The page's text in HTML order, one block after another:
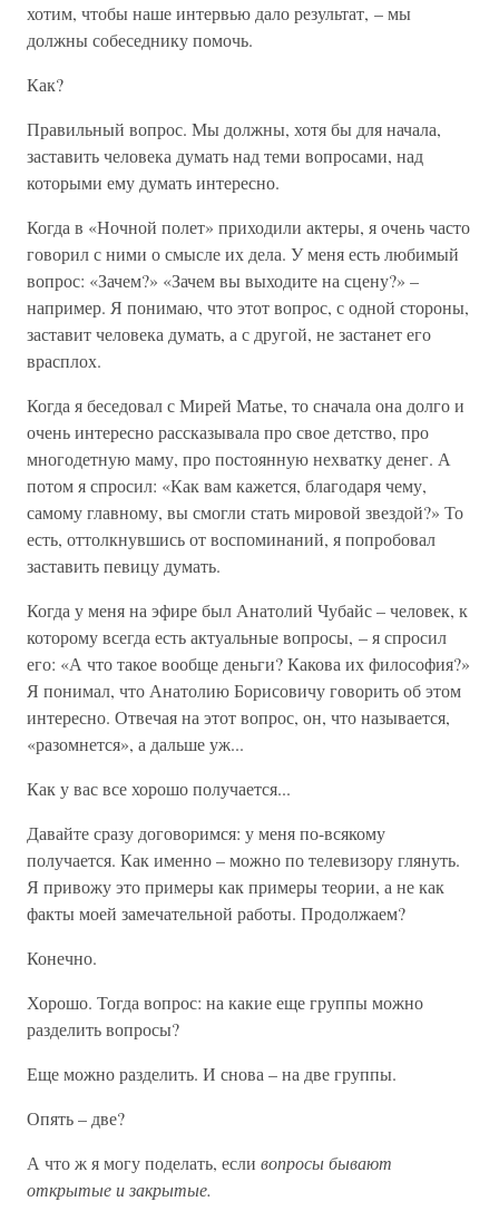
хотим, чтобы наше интервью дало результат, – мы
должны собеседнику помочь.
Как?
Правильный вопрос. Мы должны, хотя бы для начала,
заставить человека думать над теми вопросами, над
которыми ему думать интересно.
Когда в «Ночной полет» приходили актеры, я очень часто
говорил с ними о смысле их дела. У меня есть любимый
вопрос: «Зачем?» «Зачем вы выходите на сцену?» –
например. Я понимаю, что этот вопрос, с одной стороны,
заставит человека думать, а с другой, не застанет его
врасплох.
Когда я беседовал с Мирей Матье, то сначала она долго и
очень интересно рассказывала про свое детство, про
многодетную маму, про постоянную нехватку денег. А
потом я спросил: «Как вам кажется, благодаря чему,
самому главному, вы смогли стать мировой звездой?» То
есть, оттолкнувшись от воспоминаний, я попробовал
заставить певицу думать.
Когда у меня на эфире был Анатолий Чубайс – человек, к
которому всегда есть актуальные вопросы, – я спросил
его: «А что такое вообще деньги? Какова их философия?»
Я понимал, что Анатолию Борисовичу говорить об этом
интересно. Отвечая на этот вопрос, он, что называется,
«разомнется», а дальше уж...
Как у вас все хорошо получается...
Давайте сразу договоримся: у меня по-всякому
получается. Как именно – можно по телевизору глянуть.
Я привожу это примеры как примеры теории, а не как
факты моей замечательной работы. Продолжаем?
Конечно.
Хорошо. Тогда вопрос: на какие еще группы можно
разделить вопросы?
Еще можно разделить. И снова – на две группы.
Опять – две?
А что ж я могу поделать, если вопросы бывают
открытые и закрытые.